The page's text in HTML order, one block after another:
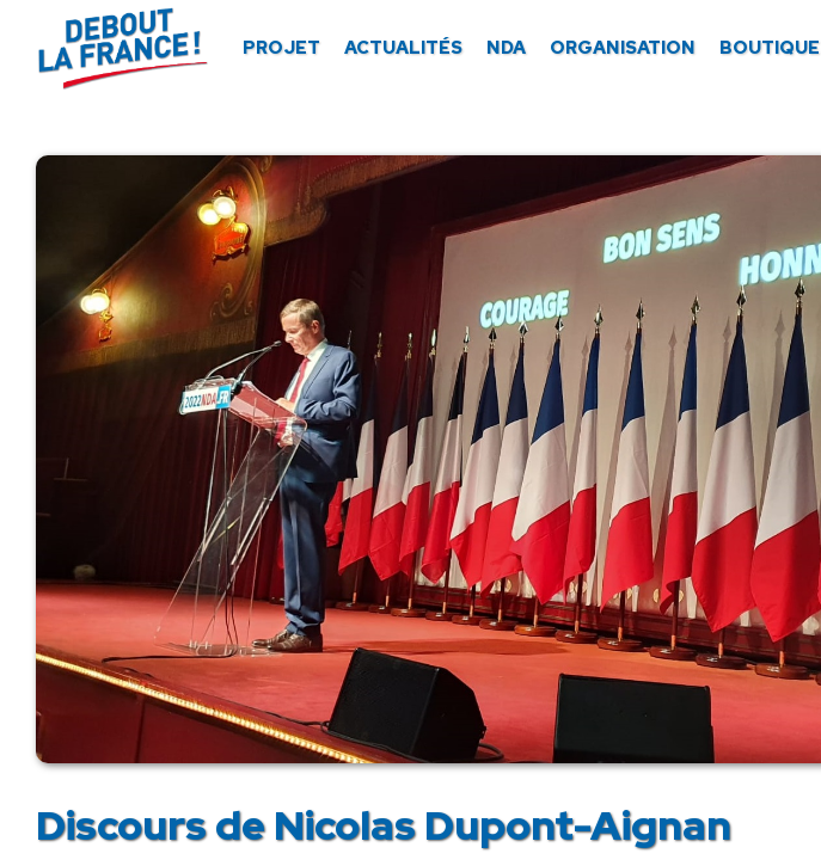
PROJET ACTUALITÉS NDA ORGANISATION BOUTIQUE
Discours de Nicolas Dupont-Aignan
Panneau de gestion des cookies